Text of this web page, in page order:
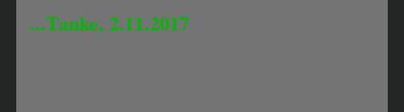
...Tanke, 2.11.2017